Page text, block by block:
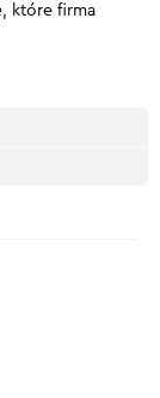
które firma